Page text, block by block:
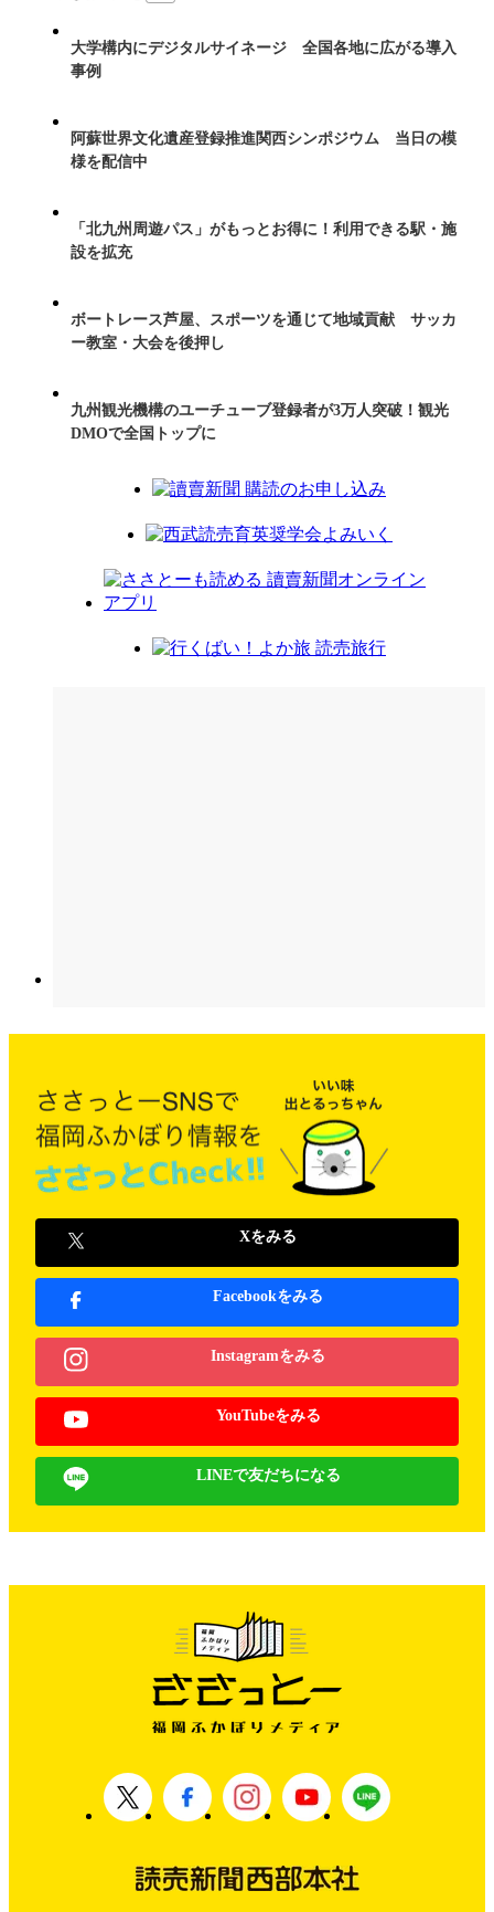
大学構内にデジタルサイネージ 全国各地に広がる導入
事例
阿蘇世界文化遺産登録推進関西シンポジウム 当日の模
様を配信中
「北九州周遊パス」がもっとお得に！利用できる駅・施
設を拡充
ボートレース芦屋、スポーツを通じて地域貢献 サッカ
ー教室・大会を後押し
九州観光機構のユーチューブ登録者が3万人突破！観光
DMOで全国トップに
Xをみる
Facebookをみる
Instagramをみる
YouTubeをみる
LINEで友だちになる